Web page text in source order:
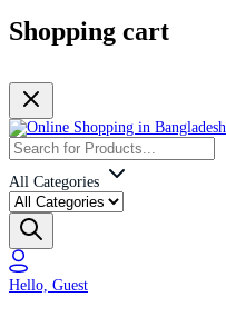
Shopping cart
All Categories
Hello, Guest